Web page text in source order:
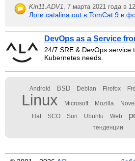
Kiri11.ADV1, 7 марта 2021 года в
Логи catalina.out в TomCat 9 в
DevOps as a Service
24/7 SRE & DevOps service
Kubernetes needs.
Android BSD Debian Firefox
Linux Microsoft Mozilla Novell
Hat SCO Sun Ubuntu Web
тенденции